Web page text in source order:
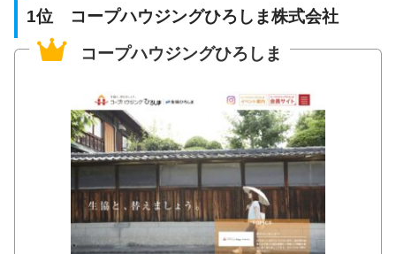
1位 コープハウジングひろしま株式会社
コープハウジングひろしま